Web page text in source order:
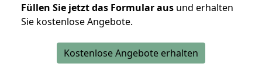
Füllen Sie jetzt das Formular aus und erhalten
Sie kostenlose Angebote.
Kostenlose Angebote erhalten